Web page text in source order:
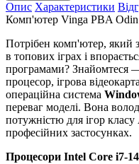
Опис Характеристики
Комп'ютер Vinga PBA
Потрібен комп'ютер, який
в топових іграх і
програмами? Знайомтеся
процесор, ігрова
операційна система
переваг моделі. Вона
потужністю для ігор
професійних застосунках.
Процесори Intel Core i7-